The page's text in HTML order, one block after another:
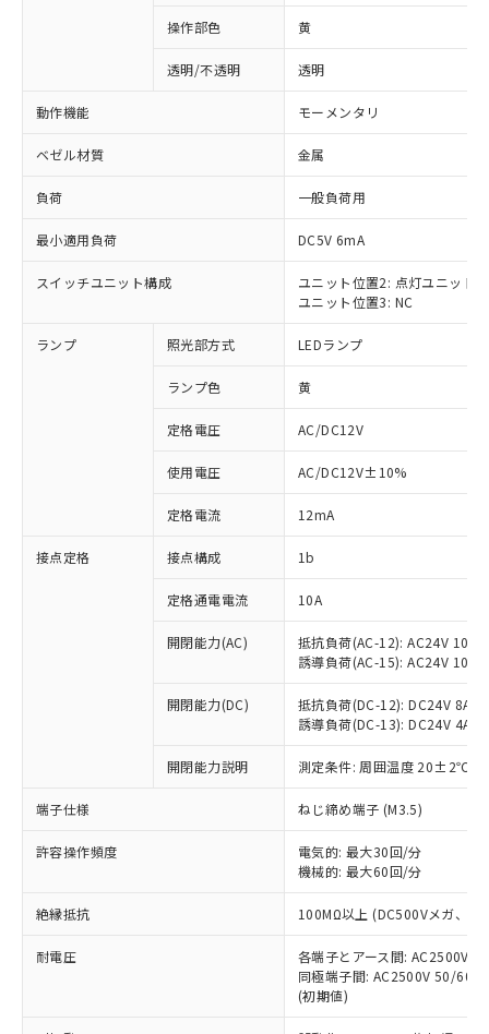
操作部色 黄
透明/不透明 透明
動作機能 モーメンタリ
ベゼル材質 金属
負荷 一般負荷用
最小適用負荷 DC5V 6mA
スイッチユニット構成
ユニット位置2: 点灯ユニット
ユニット位置3: NC
ランプ 照光部方式 LEDランプ
ランプ色 黄
定格電圧 AC/DC12V
使用電圧 AC/DC12V±10%
定格電流 12mA
接点定格 接点構成 1b
定格通電電流 10A
開閉能力(AC)
抵抗負荷(AC-12): AC24V 10A/
誘導負荷(AC-15): AC24V
開閉能力(DC)
抵抗負荷(DC-12): DC24V 8A/
誘導負荷(DC-13): DC24V 4A/
開閉能力説明 測定条件: 周囲温度 20±2℃、
端子仕様 ねじ締め端子 (M3.5)
許容操作頻度
電気的: 最大30回/分
機械的: 最大60回/分
絶縁抵抗 100MΩ以上 (DC500Vメガ、点
耐電圧
各端子とアース間: AC2500V
同極端子間: AC2500V 50/
(初期値)
ご利用条件
以下の条件をお読みいただき、同意のうえ
ご利用ください。
本サービスは、当社制御機器事業取扱
商品の当社在庫状況および標準価格
(税抜)を提供させていただくもので
当社制御機器事業取扱商品の中には、
本サービスの対象外となる商品もある
ことをご了承ください。
在庫状況および標準価格照会結果は、
記載している更新日時点での社内デー
タに基づき作成されるものであり、閲
覧された時点での実際の在庫および標
準価格とは異なる場合があることをご
※1 対応状況
対応済み：EU RoHS指令（10物質）の
非含有に対応した製品が提供可能な商品で
対応予定：EU RoHS指令（10物質）の非含
有に対応した製品に切り替える予定のある
対応予定なし：EU RoHS指令（10物質）の
非含有に非対応の商品で、対応品を出す予
定はありません。
調査・確認中：EU RoHS指令（10物質）の
非含有の対応状況を調査中または確認中の
非該当品：ライセンス料など無形物で、有
害物質有無と関係のない商品です。
仕入先様の事情により、非含有部品として
いたものが、含有品と判明した場合などや
むを得ず変更することがあります。
鉛(Pb) 1000ppm以下、 水銀(Hg) 1000ppm以下、 カド
六価クロム(Cr(Ⅵ)) 1000ppm以下、ポリ臭化ビフェニル
類(PBB) 1000ppm以下、ポリ臭化ジフェニルエーテル類
(PBDE) 1000ppm以下、フタル酸ビス(2-エチルヘキシ
※1 中国RoHS○×表
「○」：最大均質材料含有率が中国RoHSの
基準値以下であることを示します。
「×」：最大均質材料含有率が中国RoHSの
基準値を超えていることを示します。
「－」：未確認です。当社販売部門へお問
い合わせください。
*中国RoHS10物質の基準値 (GB/T26572)：
Pb(鉛) :1000ppm、 Hg(水銀) : 1000ppm、 Cd(カドミウ
Cr(Ⅵ)(六価クロム) : 1000ppm、 PBBs(ポリ臭化ビフェ
当社は、これら貴社製品のうち、外国
為替および外国貿易法に定める商品
（以下｢規制貨物等」という）を輸出
国政府の輸出許可(または役務取引許
可)を取得するなどの必要な手続きを